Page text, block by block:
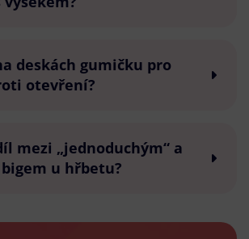
deskách gumičku pro
otevření?
mezi „jednoduchým“ a
u hřbetu?